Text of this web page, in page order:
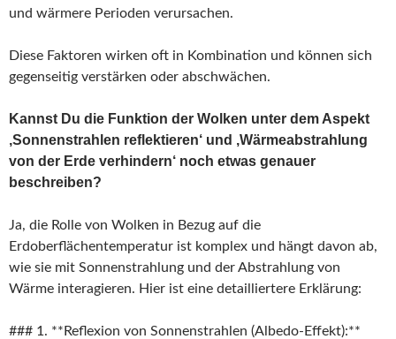
und wärmere Perioden verursachen.
Diese Faktoren wirken oft in Kombination und können sich
gegenseitig verstärken oder abschwächen.
Kannst Du die Funktion der Wolken unter dem Aspekt
‚Sonnenstrahlen reflektieren‘ und ‚Wärmeabstrahlung
von der Erde verhindern‘ noch etwas genauer
beschreiben?
Ja, die Rolle von Wolken in Bezug auf die
Erdoberflächentemperatur ist komplex und hängt davon ab,
wie sie mit Sonnenstrahlung und der Abstrahlung von
Wärme interagieren. Hier ist eine detailliertere Erklärung:
### 1. **Reflexion von Sonnenstrahlen (Albedo-Effekt):**